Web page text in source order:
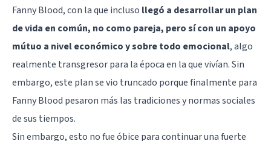
Fanny Blood, con la que incluso llegó a desarrollar un plan
de vida en común, no como pareja, pero sí con un apoyo
mútuo a nivel económico y sobre todo emocional, algo
realmente transgresor para la época en la que vivían. Sin
embargo, este plan se vio truncado porque finalmente para
Fanny Blood pesaron más las tradiciones y normas sociales
de sus tiempos.
Sin embargo, esto no fue óbice para continuar una fuerte